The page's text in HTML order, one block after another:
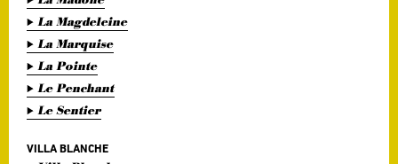
La Magdeleine
La Marquise
La Pointe
Le Penchant
Le Sentier
VILLA BLANCHE